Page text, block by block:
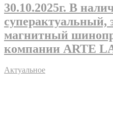
30.10.2025г. В
суперактуальный,
магнитный
компании ARTE
Актуальное